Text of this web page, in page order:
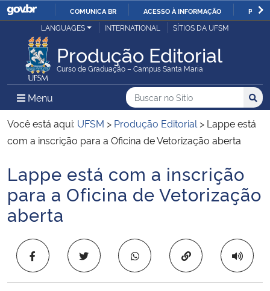
IR
O
COMUNICA BR ACESSO À INFORMAÇÃO
Ministério da Justiça e Segurança Pública
Ministério da Defesa
Ministério das Relações Exteriores
Ministério da Infraestrutura
Ministério da Agricultura, Pecuária e Abastecimento
Ministério da Educação
LANGUAGES INTERNATIONAL SÍTIOS DA UFSM
Produção Editorial
Curso de Graduação – Campus Santa Maria
Menu Menu Principal do Sítio
Busca
Buscar no no Sítio
Busca:
Você está aqui: UFSM > Produção Editorial > Lappe está
com a inscrição para a Oficina de Vetorização aberta
Início do conteúdo
Lappe está com a inscrição
para a Oficina de Vetorização
aberta
Copiar para área